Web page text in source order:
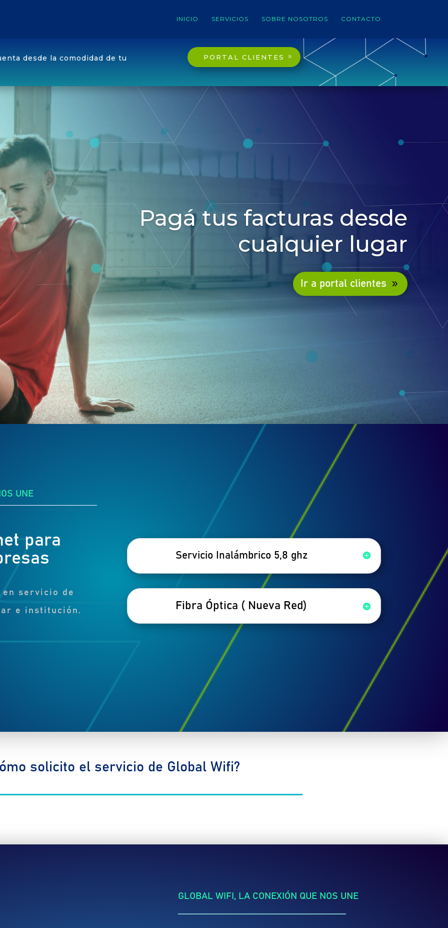
INICIO SERVICIOS SOBRE NOSOTROS CONTACTO
desde la comodidad de tu PORTAL CLIENTES
Pagá tus facturas desde
cualquier lugar
Ir a portal clientes
UNE
para
servicio de
e institución.
Servicio Inalámbrico 5,8 ghz
Fibra Óptica ( Nueva Red)
solicito el servicio de Global Wifi?
GLOBAL WIFI, LA CONEXIÓN QUE NOS UNE